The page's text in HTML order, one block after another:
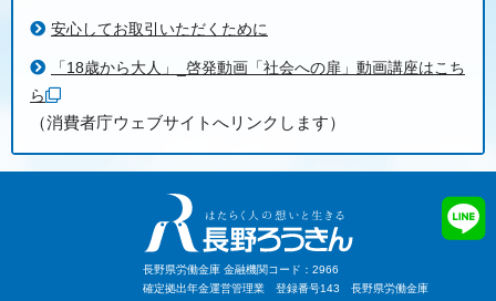
安心してお取引いただくために
「18歳から大人」_啓発動画「社会への扉」動画講座はこち
ら
（消費者庁ウェブサイトへリンクします）
長野県労働金庫 金融機関コード：2966
確定拠出年金運営管理業 登録番号143 長野県労働金庫